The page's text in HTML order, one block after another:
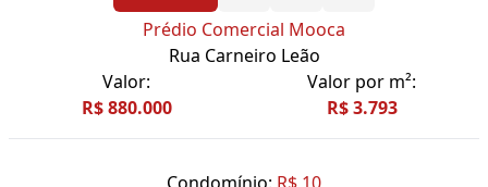
Prédio Comercial Mooca
Rua Carneiro Leão
Valor:
R$ 880.000
Valor por m²:
R$ 3.793